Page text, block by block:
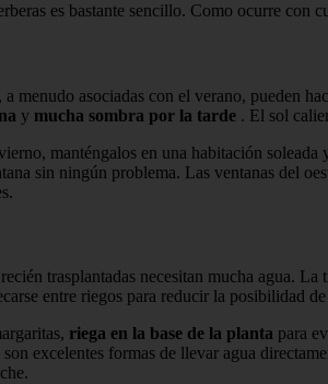
es bastante sencillo. Como ocurre con
menudo asociadas con el verano, pueden
y mucha sombra por la tarde . El sol
manténgalos en una habitación
sin ningún problema. Las ventanas del
trasplantadas necesitan mucha agua.
entre riegos para reducir la posibilidad
riega en la base de la planta para
excelentes formas de llevar agua